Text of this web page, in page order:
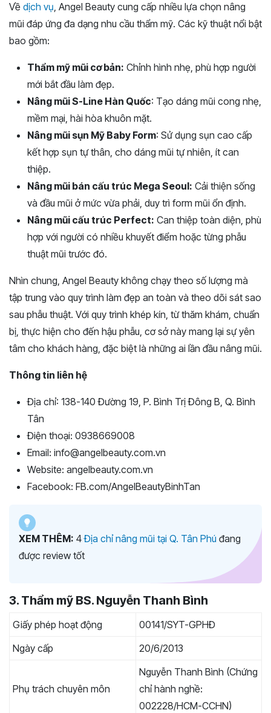
Về dịch vụ, Angel Beauty cung cấp nhiều lựa chọn nâng
mũi đáp ứng đa dạng nhu cầu thẩm mỹ. Các kỹ thuật nổi bật
bao gồm:
Thẩm mỹ mũi cơ bản: Chỉnh hình nhẹ, phù hợp người
mới bắt đầu làm đẹp.
Nâng mũi S-Line Hàn Quốc: Tạo dáng mũi cong nhẹ,
mềm mại, hài hòa khuôn mặt.
Nâng mũi sụn Mỹ Baby Form: Sử dụng sụn cao cấp
kết hợp sụn tự thân, cho dáng mũi tự nhiên, ít can
thiệp.
Nâng mũi bán cấu trúc Mega Seoul: Cải thiện sống
và đầu mũi ở mức vừa phải, duy trì form mũi ổn định.
Nâng mũi cấu trúc Perfect: Can thiệp toàn diện, phù
hợp với người có nhiều khuyết điểm hoặc từng phẫu
thuật mũi trước đó.
Nhìn chung, Angel Beauty không chạy theo số lượng mà
tập trung vào quy trình làm đẹp an toàn và theo dõi sát sao
sau phẫu thuật. Với quy trình khép kín, từ thăm khám, chuẩn
bị, thực hiện cho đến hậu phẫu, cơ sở này mang lại sự yên
tâm cho khách hàng, đặc biệt là những ai lần đầu nâng mũi.
Thông tin liên hệ
Địa chỉ: 138-140 Đường 19, P. Bình Trị Đông B, Q. Bình
Tân
Điện thoại: 0938669008
Email: info@angelbeauty.com.vn
Website: angelbeauty.com.vn
Facebook: FB.com/AngelBeautyBinhTan
XEM THÊM: 4Địa chỉ nâng mũi tại Q. Tân Phú đang
được review tốt
3. Thẩm mỹ BS. Nguyễn Thanh Bình
Giấy phép hoạt động
00141/SYT-GPHĐ
Ngày cấp
20/6/2013
Phụ trách chuyên môn
Nguyễn Thanh Bình (Chứng
chỉ hành nghề:
002228/HCM-CCHN)